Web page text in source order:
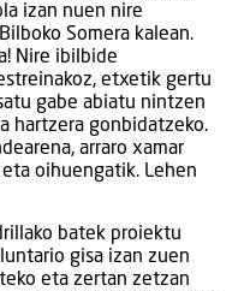
izan nuen nire
Somera kalean.
Nire ibilbide
etxetik gertu
gabe abiatu nintzen
hartzera gonbidatzeko.
arraro xamar
oihuengatik. Lehen
batek proiektu
gisa izan zuen
eta zertan zetzan